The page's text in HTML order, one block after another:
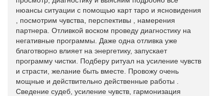
нюансы ситуации с помощью карт таро и ясновидения
, посмотрим чувства, перспективы , намерения
партнера. Отливкой воском проведу диагностику на
негативные программы. Даже одна отливка уже
благотворно влияет на энергетику, запускает
программу чистки. Подберу ритуал на усиление чувств
и страсти, желание быть вместе. Провожу очень
мощные и действительно действенные работы .
Сведение судеб, усиление чувств, гармонизация